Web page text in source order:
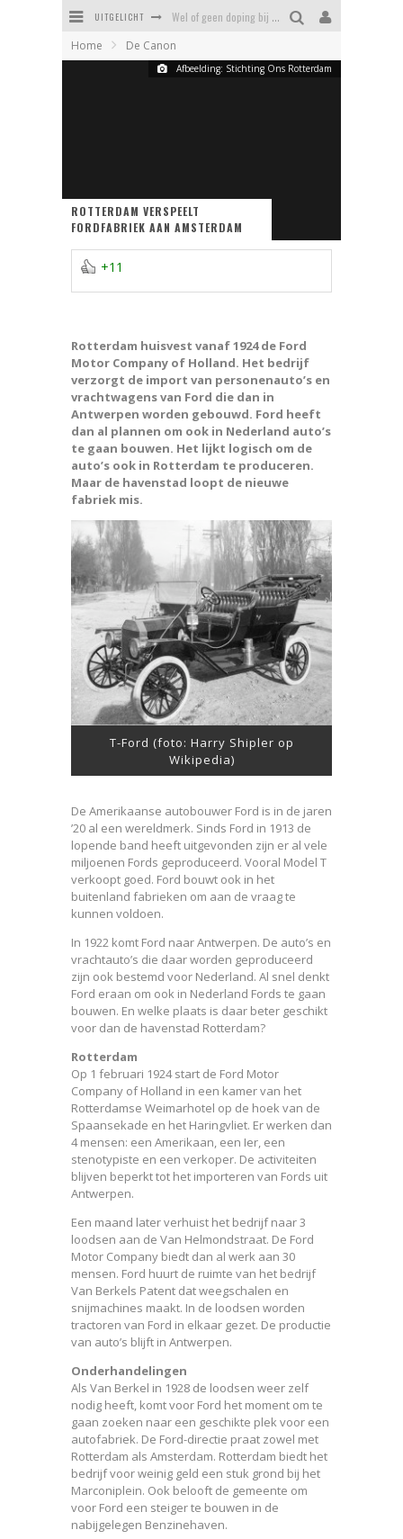
UITGELICHT Wel of geen doping bij Feyenoord?
Home De Canon
Afbeelding: Stichting Ons Rotterdam
ROTTERDAM VERSPEELT
FORDFABRIEK AAN AMSTERDAM
+11
Rotterdam huisvest vanaf 1924 de Ford
Motor Company of Holland. Het bedrijf
verzorgt de import van personenauto’s en
vrachtwagens van Ford die dan in
Antwerpen worden gebouwd. Ford heeft
dan al plannen om ook in Nederland auto’s
te gaan bouwen. Het lijkt logisch om de
auto’s ook in Rotterdam te produceren.
Maar de havenstad loopt de nieuwe
fabriek mis.
T-Ford (foto: Harry Shipler op
Wikipedia)
De Amerikaanse autobouwer Ford is in de jaren
’20 al een wereldmerk. Sinds Ford in 1913 de
lopende band heeft uitgevonden zijn er al vele
miljoenen Fords geproduceerd. Vooral Model T
verkoopt goed. Ford bouwt ook in het
buitenland fabrieken om aan de vraag te
kunnen voldoen.
In 1922 komt Ford naar Antwerpen. De auto’s en
vrachtauto’s die daar worden geproduceerd
zijn ook bestemd voor Nederland. Al snel denkt
Ford eraan om ook in Nederland Fords te gaan
bouwen. En welke plaats is daar beter geschikt
voor dan de havenstad Rotterdam?
Rotterdam
Op 1 februari 1924 start de Ford Motor
Company of Holland in een kamer van het
Rotterdamse Weimarhotel op de hoek van de
Spaansekade en het Haringvliet. Er werken dan
4 mensen: een Amerikaan, een Ier, een
stenotypiste en een verkoper. De activiteiten
blijven beperkt tot het importeren van Fords uit
Antwerpen.
Een maand later verhuist het bedrijf naar 3
loodsen aan de Van Helmondstraat. De Ford
Motor Company biedt dan al werk aan 30
mensen. Ford huurt de ruimte van het bedrijf
Van Berkels Patent dat weegschalen en
snijmachines maakt. In de loodsen worden
tractoren van Ford in elkaar gezet. De productie
van auto’s blijft in Antwerpen.
Onderhandelingen
Als Van Berkel in 1928 de loodsen weer zelf
nodig heeft, komt voor Ford het moment om te
gaan zoeken naar een geschikte plek voor een
autofabriek. De Ford-directie praat zowel met
Rotterdam als Amsterdam. Rotterdam biedt het
bedrijf voor weinig geld een stuk grond bij het
Marconiplein. Ook belooft de gemeente om
voor Ford een steiger te bouwen in de
nabijgelegen Benzinehaven.